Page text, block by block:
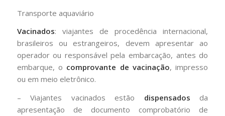
Transporte aquaviário
Vacinados: viajantes de procedência internacional,
brasileiros ou estrangeiros, devem apresentar ao
operador ou responsável pela embarcação, antes do
embarque, o comprovante de vacinação, impresso
ou em meio eletrônico.
– Viajantes vacinados estão dispensados da
apresentação de documento comprobatório de